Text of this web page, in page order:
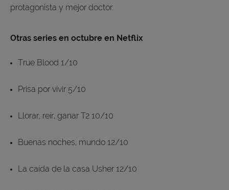
protagonista y mejor doctor.
Otras series en octubre en Netflix
True Blood 1/10
Prisa por vivir 5/10
Llorar, reír, ganar T2 10/10
Buenas noches, mundo 12/10
La caída de la casa Usher 12/10